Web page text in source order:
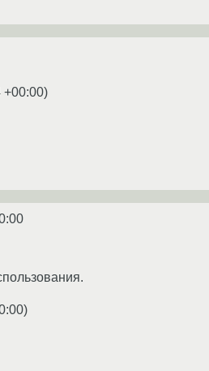
+00:00)
)